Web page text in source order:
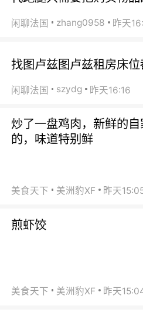
闲聊法国 zhang0958 昨天
找图卢兹图卢兹租房床位
闲聊法国 szydg 昨天16:16
炒了一盘鸡肉，新鲜的
的，味道特别鲜
美食天下 美洲豹XF 昨天
煎虾饺
美食天下 美洲豹XF 昨天